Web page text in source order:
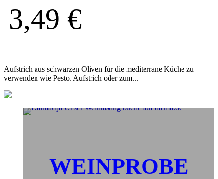
3,49 €
Aufstrich aus schwarzen Oliven für die mediterrane Küche zu
verwenden wie Pesto, Aufstrich oder zum...
WEINPROBE